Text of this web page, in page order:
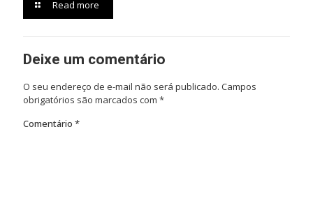
Read more
Deixe um comentário
O seu endereço de e-mail não será publicado. Campos
obrigatórios são marcados com *
Comentário *